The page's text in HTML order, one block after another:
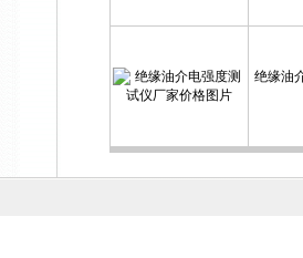
绝缘油